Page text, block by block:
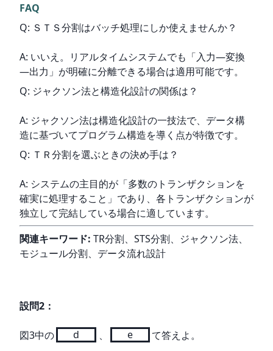
FAQ
Q: ＳＴＳ分割はバッチ処理にしか使えませんか？
A: いいえ。リアルタイムシステムでも「入力―変換
―出力」が明確に分離できる場合は適用可能です。
Q: ジャクソン法と構造化設計の関係は？
A: ジャクソン法は構造化設計の一技法で、データ構
造に基づいてプログラム構造を導く点が特徴です。
Q: ＴＲ分割を選ぶときの決め手は？
A: システムの主目的が「多数のトランザクションを
確実に処理すること」であり、各トランザクションが
独立して完結している場合に適しています。
関連キーワード: TR分割、STS分割、ジャクソン法、
モジュール分割、データ流れ設計
設問2 ：
図3中の d e て答えよ。